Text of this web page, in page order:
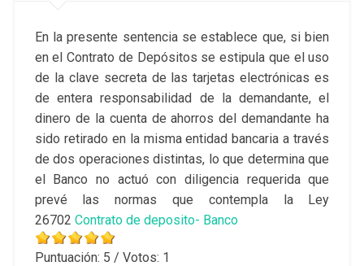
En la presente sentencia se establece que, si bien
en el Contrato de Depósitos se estipula que el uso
de la clave secreta de las tarjetas electrónicas es
de entera responsabilidad de la demandante, el
dinero de la cuenta de ahorros del demandante ha
sido retirado en la misma entidad bancaria a través
de dos operaciones distintas, lo que determina que
el Banco no actuó con diligencia requerida que
prevé las normas que contempla la Ley
26702 Contrato de deposito- Banco
Puntuación: 5 / Votos: 1